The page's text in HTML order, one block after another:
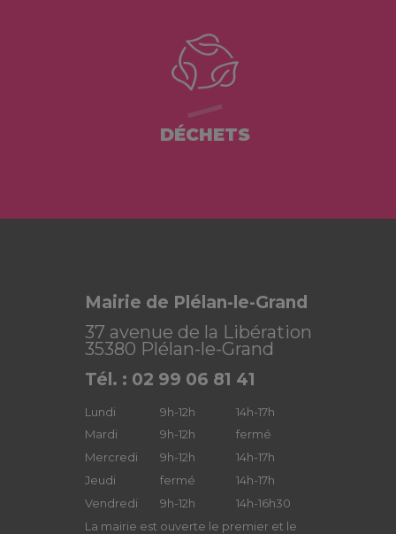
DÉCHETS
Mairie de Plélan-le-Grand
37 avenue de la Libération
35380 Plélan-le-Grand
Tél. : 02 99 06 81 41
Lundi 9h-12h
14h-17h
Mardi
9h-12h
fermé
Mercredi
9h-12h
14h-17h
Jeudi
fermé
14h-17h
Vendredi
9h-12h
14h-16h30
La mairie est ouverte le premier et le